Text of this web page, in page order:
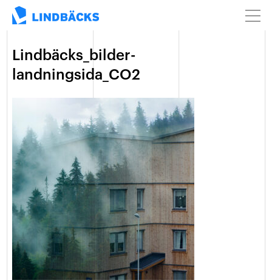
Lindbäcks_bilder-
landningsida_CO2